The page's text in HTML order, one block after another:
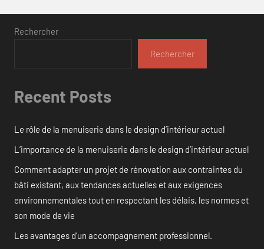
Rechercher
Rechercher
Recent Posts
Le rôle de la menuiserie dans le design d’intérieur actuel
L’importance de la menuiserie dans le design d’intérieur actuel
Comment adapter un projet de rénovation aux contraintes du
bâti existant, aux tendances actuelles et aux exigences
environnementales tout en respectant les délais, les normes et
son mode de vie
Les avantages d’un accompagnement professionnel.